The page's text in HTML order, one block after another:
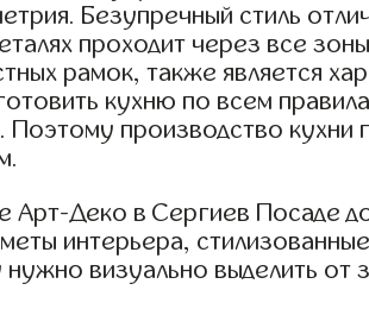
Безупречный стиль
проходит через все
рамок, также является
кухню по всем
производство кухни
Арт-Деко в Сергиев Посаде
интерьера,
визуально выделить от